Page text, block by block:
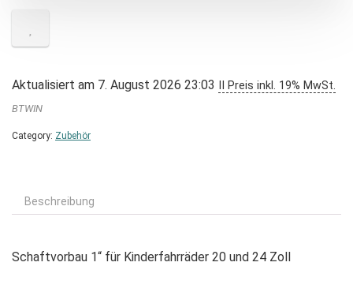
Aktualisiert am 7. August 2026 23:03 II Preis inkl. 19% MwSt.
BTWIN
Category: Zubehör
Beschreibung
Schaftvorbau 1“ für Kinderfahrräder 20 und 24 Zoll